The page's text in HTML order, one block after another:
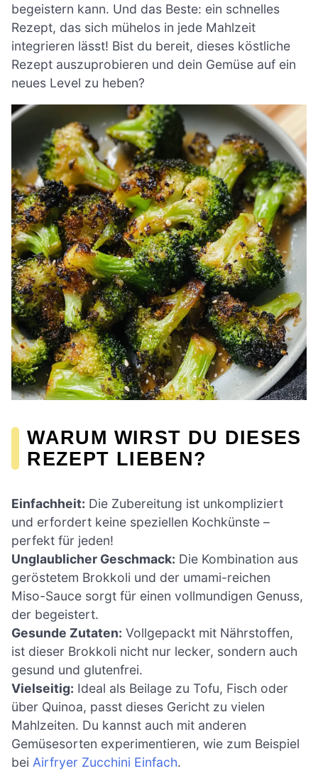
begeistern kann. Und das Beste: ein schnelles
Rezept, das sich mühelos in jede Mahlzeit
integrieren lässt! Bist du bereit, dieses köstliche
Rezept auszuprobieren und dein Gemüse auf ein
neues Level zu heben?
WARUM WIRST DU DIESES
REZEPT LIEBEN?
Einfachheit: Die Zubereitung ist unkompliziert
und erfordert keine speziellen Kochkünste –
perfekt für jeden!
Unglaublicher Geschmack: Die Kombination aus
geröstetem Brokkoli und der umami-reichen
Miso-Sauce sorgt für einen vollmundigen Genuss,
der begeistert.
Gesunde Zutaten: Vollgepackt mit Nährstoffen,
ist dieser Brokkoli nicht nur lecker, sondern auch
gesund und glutenfrei.
Vielseitig: Ideal als Beilage zu Tofu, Fisch oder
über Quinoa, passt dieses Gericht zu vielen
Mahlzeiten. Du kannst auch mit anderen
Gemüsesorten experimentieren, wie zum Beispiel
bei Airfryer Zucchini Einfach.